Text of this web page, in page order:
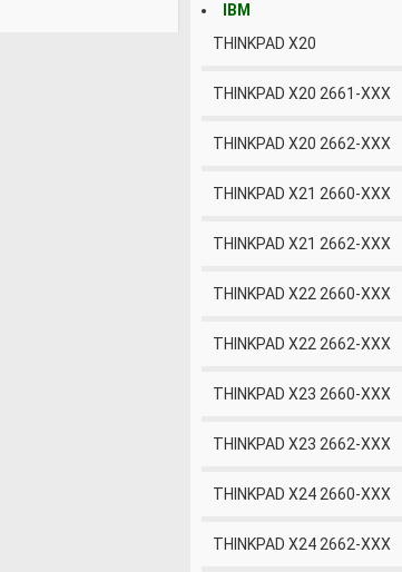
IBM
THINKPAD X20
THINKPAD X20 2661-XXX
THINKPAD X20 2662-XXX
THINKPAD X21 2660-XXX
THINKPAD X21 2662-XXX
THINKPAD X22 2660-XXX
THINKPAD X22 2662-XXX
THINKPAD X23 2660-XXX
THINKPAD X23 2662-XXX
THINKPAD X24 2660-XXX
THINKPAD X24 2662-XXX